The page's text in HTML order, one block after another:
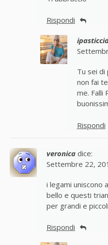
Rispondi
Tu sei di
non fai
me. Falli
Rispondi
veronica dice:
Settembre 22,
i legami uniscono
bello e questi
per grandi e piccoli
Rispondi